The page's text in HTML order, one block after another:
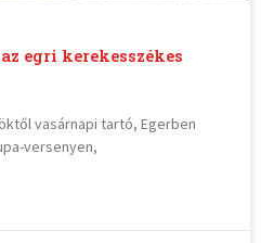
egri kerekesszékes
vasárnapi tartó, Egerben
versenyen,